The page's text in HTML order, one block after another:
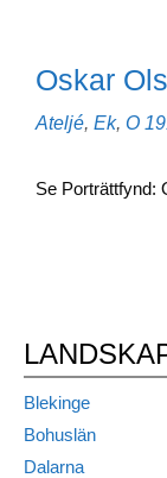
Oskar
Kategorier
Ateljé, Ek, O
Se Porträttfynd:
Blekinge
Bohuslän
Dalarna